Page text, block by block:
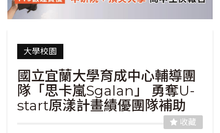
大學校園
國立宜蘭大學育成中心輔導團
隊「思卡嵐Sgalan」 勇奪U-
start原漾計畫績優團隊補助
收藏